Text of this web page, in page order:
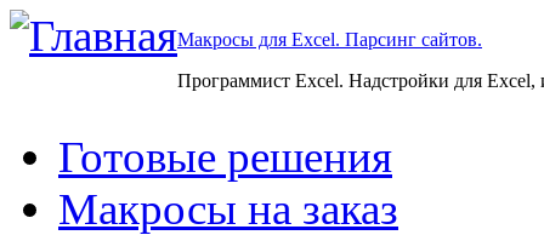
Макросы для Excel. Парсинг сайтов.
Программист Excel. Надстройки для Excel,
Готовые решения
Макросы на заказ